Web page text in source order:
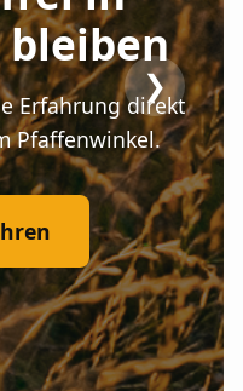
bleiben
Erfahrung direkt
Pfaffenwinkel.
❯